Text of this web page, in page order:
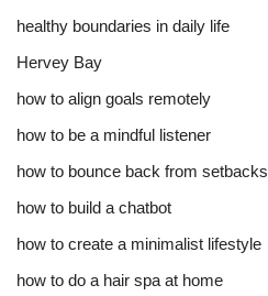
healthy boundaries in daily life
Hervey Bay
how to align goals remotely
how to be a mindful listener
how to bounce back from setbacks
how to build a chatbot
how to create a minimalist lifestyle
how to do a hair spa at home